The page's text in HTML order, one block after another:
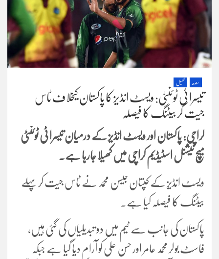
سندھ کھیل
تیسرا ٹی ٹوئنٹی: ویسٹ انڈیز کا پاکستان کیخلاف ٹاس
جیت کر بیٹنگ کا فیصلہ
کراچی: پاکستان اور ویسٹ انڈیز کے درمیان تیسرا ٹی ٹوئنٹی
میچ نیشنل اسٹیڈیم کراچی میں کھیلا جارہا ہے۔
ویسٹ انڈیز کے کپتان جیسن محمد نے ٹاس جیت کر پہلے
بیٹنگ کا فیصلہ کیا ہے۔
پاکستان کی جانب سے ٹیم میں دو تبدیلیاں کی گئی ہیں،
فاسٹ بولر محمد عامر اور حسن علی کو آرام دیا گیا ہے جبکہ